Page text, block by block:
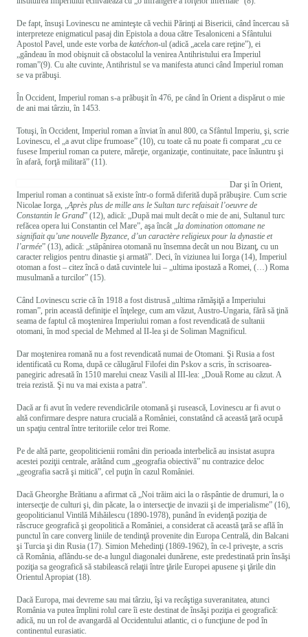
De fapt, însuşi Lovinescu ne aminteşte că vechii Părinţi ai Bisericii, când încercau să
interpreteze enigmaticul pasaj din Epistola a doua către Tesaloniceni a Sfântului
Apostol Pavel, unde este vorba dekatéchon-ul (adică „acela care reţine”), ei
„gândeau în mod obişnuit că obstacolul la venirea Antihristului era Imperiul
roman”(9). Cu alte cuvinte, Antihristul se va manifesta atunci când Imperiul roman
se va prăbuşi.
În Occident, Imperiul roman s-a prăbuşit în 476, pe când în Orient a dispărut o mie
de ani mai târziu, în 1453.
Totuşi, în Occident, Imperiul roman a înviat în anul 800, ca Sfântul Imperiu, şi, scrie
Lovinescu, el „a avut clipe frumoase” (10), cu toate că nu poate fi comparat „cu ce
fusese Imperiul roman ca putere, măreţie, organizaţie, continuitate, pace înăuntru şi
în afară, forţă militară” (11).
Dar şi în Orient,
Imperiul roman a continuat să existe într-o formă diferită după prăbuşire. Cum scrie
Nicolae Iorga, „Après plus de mille ans le Sultan turc refaisait l’oeuvre de
Constantin le Grand” (12), adică: „După mai mult decât o mie de ani, Sultanul turc
refăcea opera lui Constantin cel Mare”, aşa încât „la domination ottomane ne
signifiait qu’une nouvelle Byzance, d’un caractère religieux pour la dynastie et
l’armée” (13), adică: „stăpânirea otomană nu însemna decât un nou Bizanţ, cu un
caracter religios pentru dinastie şi armată”. Deci, în viziunea lui Iorga (14), Imperiul
otoman a fost – citez încă o dată cuvintele lui – „ultima ipostază a Romei, (…) Roma
musulmană a turcilor” (15).
Când Lovinescu scrie că în 1918 a fost distrusă „ultima rămăşiţă a Imperiului
roman”, prin această definiţie el înţelege, cum am văzut, Austro-Ungaria, fără să ţină
seama de faptul că moştenirea Imperiului roman a fost revendicată de sultanii
otomani, în mod special de Mehmed al II-lea şi de Soliman Magnificul.
Dar moştenirea romană nu a fost revendicată numai de Otomani. Şi Rusia a fost
identificată cu Roma, după ce călugărul Filofei din Pskov a scris, în scrisoarea-
panegiric adresată în 1510 marelui cneaz Vasili al III-lea: „Două Rome au căzut. A
treia rezistă. Şi nu va mai exista a patra”.
Dacă ar fi avut în vedere revendicările otomană şi rusească, Lovinescu ar fi avut o
altă confirmare despre natura crucială a României, constatând că această ţară ocupă
un spaţiu central între teritoriile celor trei Rome.
Pe de altă parte, geopoliticienii români din perioada interbelică au insistat asupra
acestei poziţii centrale, arătând cum „geografia obiectivă” nu contrazice deloc
„geografia sacră şi mitică”, cel puţin în cazul României.
Dacă Gheorghe Brătianu a afirmat că „Noi trăim aici la o răspântie de drumuri, la o
intersecţie de culturi şi, din păcate, la o intersecţie de invazii şi de imperialisme” (16),
geopoliticianul Vintilă Mihăilescu (1890-1978), punând în evidenţă poziţia de
răscruce geografică şi geopolitică a României, a considerat că această ţară se află în
punctul în care converg liniile de tendinţă provenite din Europa Centrală, din Balcani
şi Turcia şi din Rusia (17). Simion Mehedinţi (1869-1962), în ce-l priveşte, a scris
că România, aflându-se de-a lungul diagonalei dunărene, este predestinată prin însăşi
poziţia sa geografică să stabilească relaţii între ţările Europei apusene şi ţările din
Orientul Apropiat (18).
Dacă Europa, mai devreme sau mai târziu, îşi va recâştiga suveranitatea, atunci
România va putea împlini rolul care îi este destinat de însăşi poziţia ei geografică:
adică, nu un rol de avangardă al Occidentului atlantic, ci o funcţiune de pod în
continentul eurasiatic.